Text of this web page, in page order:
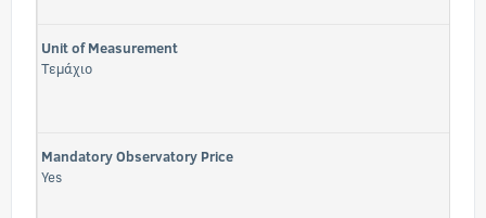
Unit of Measurement
Τεμάχιο
Mandatory Observatory Price
Yes